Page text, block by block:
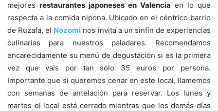
mejores restaurantes japoneses en Valencia en lo que
respecta a la comida nipona. Ubicado en el céntrico barrio
de Ruzafa, el Nozomi nos invita a un sinfín de experiencias
culinarias para nuestros paladares. Recomendamos
encarecidamente su menú de degustación si es la primera
vez que vais por tan sólo 35 euros por persona.
Importante que si queremos cenar en este local, llamemos
con semanas de antelación para reservar. Los lunes y
martes el local está cerrado mientras que los demás días